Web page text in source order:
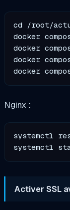
cd /root/
docker
docker
docker
Nginx :
systemctl
Activer SSL